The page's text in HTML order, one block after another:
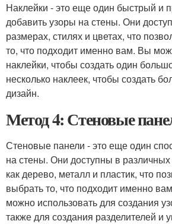
Наклейки - это еще один быстрый и
добавить узоры на стены. Они
размерах, стилях и цветах, что
то, что подходит именно вам. Вы
наклейки, чтобы создать один
несколько наклеек, чтобы создать
дизайн.
Метод 4: Стеновые
Стеновые панели - это еще один
на стены. Они доступны в
как дерево, металл и пластик, что
выбрать то, что подходит именно
можно использовать для создания
также для создания разделителей и